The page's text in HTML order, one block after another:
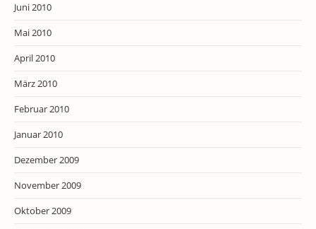
Juni 2010
Mai 2010
April 2010
März 2010
Februar 2010
Januar 2010
Dezember 2009
November 2009
Oktober 2009